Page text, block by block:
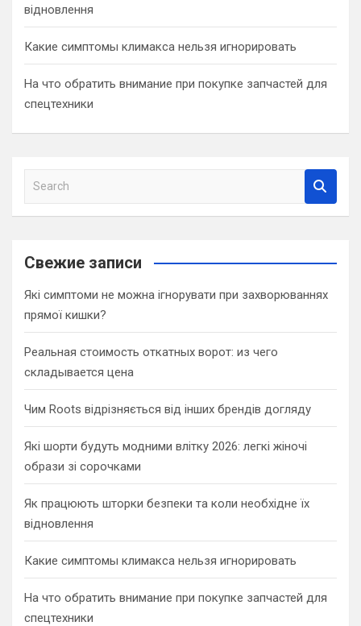
відновлення
Какие симптомы климакса нельзя игнорировать
На что обратить внимание при покупке запчастей для
спецтехники
a
c
Свежие записи
Які симптоми не можна ігнорувати при захворюваннях
прямої кишки?
Реальная стоимость откатных ворот: из чего
складывается цена
Чим Roots відрізняється від інших брендів догляду
Які шорти будуть модними влітку 2026: легкі жіночі
образи зі сорочками
Як працюють шторки безпеки та коли необхідне їх
відновлення
Какие симптомы климакса нельзя игнорировать
На что обратить внимание при покупке запчастей для
спецтехники